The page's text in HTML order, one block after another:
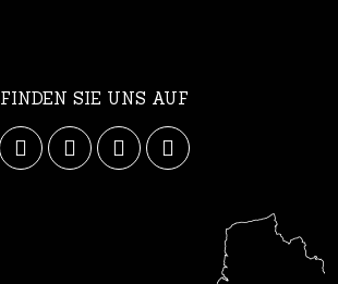
FINDEN SIE UNS AUF